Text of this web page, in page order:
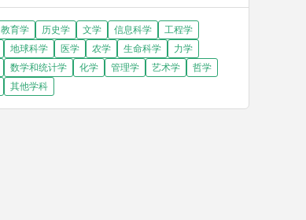
教育学 历史学 文学 信息科学
工程学
地球科学 医学 农学 生命科学
力学
数学和统计学 化学 管理学 艺术学
哲学
其他学科